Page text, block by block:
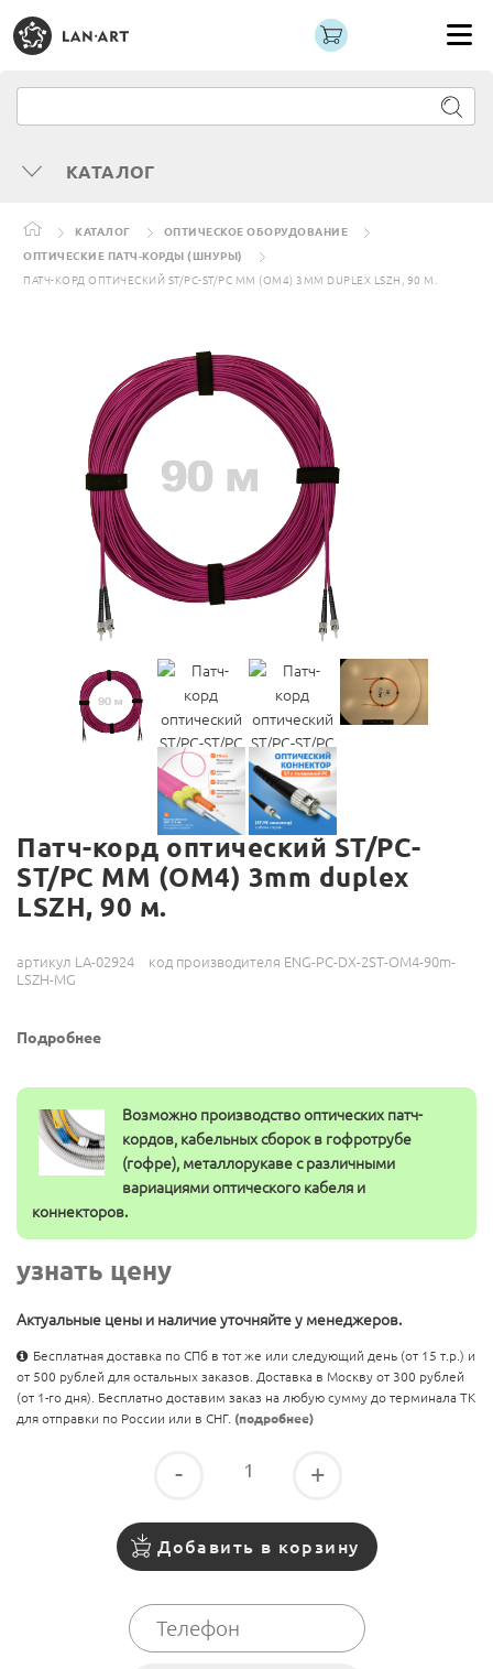
КАТАЛОГ
КАТАЛОГ
ОПТИЧЕСКОЕ ОБОРУДОВАНИЕ
ОПТИЧЕСКИЕ ПАТЧ-КОРДЫ (ШНУРЫ)
ПАТЧ-КОРД ОПТИЧЕСКИЙ ST/PC-ST/PC MM (OM4) 3MM DUPLEX LSZH, 90 М.
Патч-корд оптический ST/PC-
ST/PC MM (OM4) 3mm duplex
LSZH, 90 м.
артикул LA-02924
код производителя ENG-PC-DX-2ST-OM4-90m-
LSZH-MG
Подробнее
Возможно производство оптических патч-
кордов, кабельных сборок в гофротрубе
(гофре), металлорукаве с различными
вариациями оптического кабеля и
коннекторов.
узнать цену
Актуальные цены и наличие уточняйте у менеджеров.
Бесплатная доставка по СПб в тот же или следующий день (от 15 т.р.) и
от 500 рублей для остальных заказов. Доставка в Москву от 300 рублей
(от 1-го дня). Бесплатно доставим заказ на любую сумму до терминала ТК
для отправки по России или в СНГ. (подробнее)
- +
Добавить в корзину